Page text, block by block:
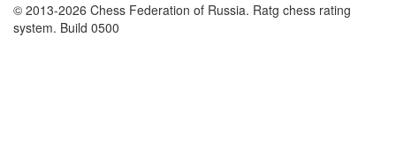
© 2013-2026 Chess Federation of Russia. Ratg chess rating
system. Build 0500